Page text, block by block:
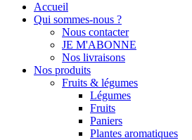
Accueil
Qui sommes-nous ?
Nous contacter
JE M'ABONNE
Nos livraisons
Nos produits
Fruits & légumes
Légumes
Fruits
Paniers
Plantes aromatiques